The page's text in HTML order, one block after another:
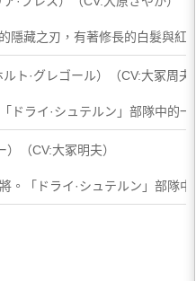
隱藏之刃，有著修長的白髮與
ルト·グレゴール）（CV:大冢周夫
ドライ·シュテルン」部隊中的
）（CV:大冢明夫）
。「ドライ·シュテルン」部隊